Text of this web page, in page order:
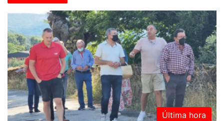
Última hora